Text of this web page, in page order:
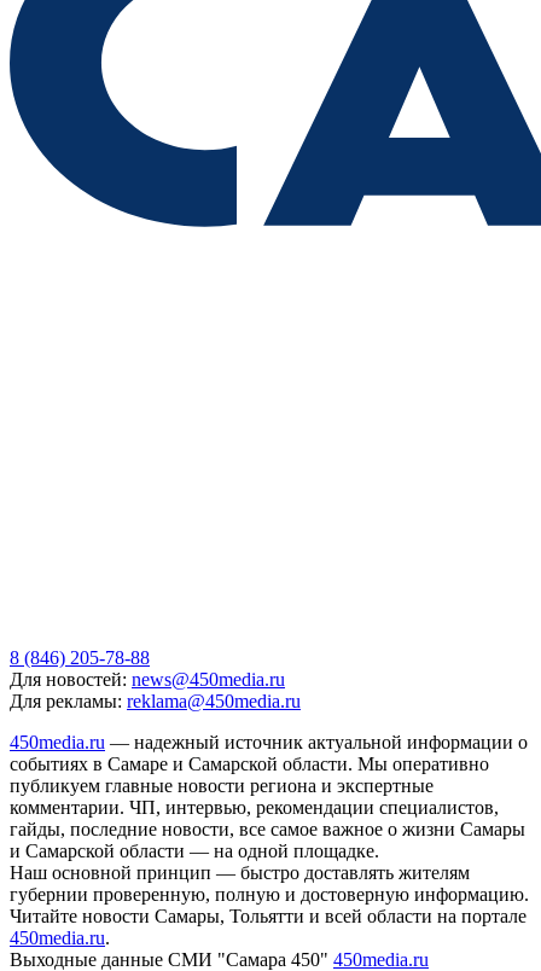
8 (846) 205-78-88
Для новостей: news@450media.ru
Для рекламы: reklama@450media.ru
450media.ru — надежный источник актуальной информации о
событиях в Самаре и Самарской области. Мы оперативно
публикуем главные новости региона и экспертные
комментарии. ЧП, интервью, рекомендации специалистов,
гайды, последние новости, все самое важное о жизни Самары
и Самарской области — на одной площадке.
Наш основной принцип — быстро доставлять жителям
губернии проверенную, полную и достоверную информацию.
Читайте новости Самары, Тольятти и всей области на портале
450media.ru.
Выходные данные СМИ "Самара 450" 450media.ru